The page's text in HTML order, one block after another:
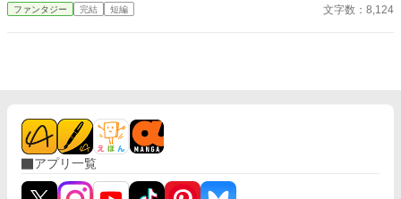
と娘の死亡フラグは破壊するよ。 まだ二人とも生きてるからね。
物語の通りになんて、させるか！ ※他サイトにも掲載中
ファンタジー 完結 短編 文字数：8,124
アプリ一覧